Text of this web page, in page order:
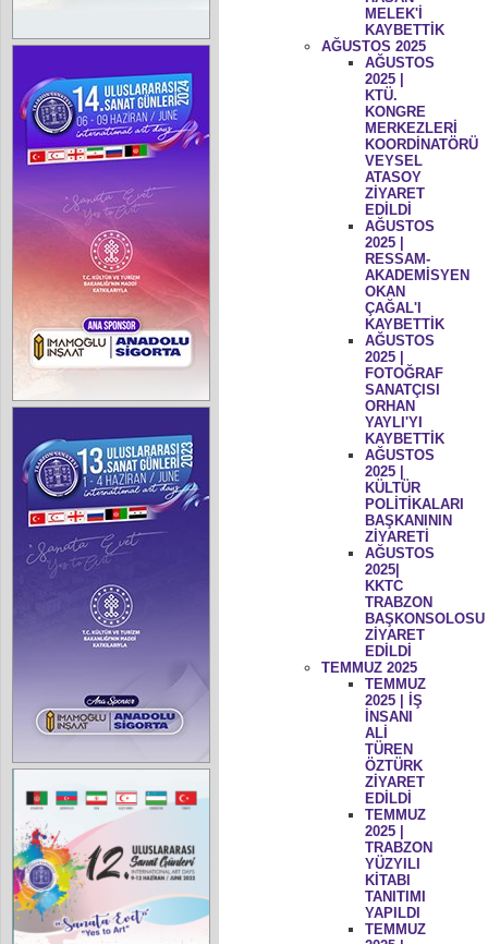
MELEK'İ
KAYBETTİK
AĞUSTOS 2025
AĞUSTOS
2025 |
KTÜ.
KONGRE
MERKEZLERİ
KOORDİNATÖRÜ
VEYSEL
ATASOY
ZİYARET
EDİLDİ
AĞUSTOS
2025 |
RESSAM-
AKADEMİSYEN
OKAN
ÇAĞAL'I
KAYBETTİK
AĞUSTOS
2025 |
FOTOĞRAF
SANATÇISI
ORHAN
YAYLI'YI
KAYBETTİK
AĞUSTOS
2025 |
KÜLTÜR
POLİTİKALARI
BAŞKANININ
ZİYARETİ
AĞUSTOS
2025|
KKTC
TRABZON
BAŞKONSOLOSU
ZİYARET
EDİLDİ
TEMMUZ 2025
TEMMUZ
2025 | İŞ
İNSANI
ALİ
TÜREN
ÖZTÜRK
ZİYARET
EDİLDİ
TEMMUZ
2025 |
TRABZON
YÜZYILI
KİTABI
TANITIMI
YAPILDI
TEMMUZ